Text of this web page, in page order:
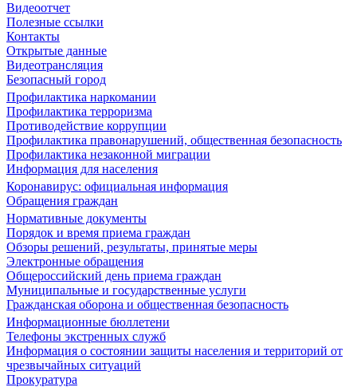
Видеоотчет
Полезные ссылки
Контакты
Открытые данные
Видеотрансляция
Безопасный город
Профилактика наркомании
Профилактика терроризма
Противодействие коррупции
Профилактика правонарушений, общественная безопасность
Профилактика незаконной миграции
Информация для населения
Коронавирус: официальная информация
Обращения граждан
Нормативные документы
Порядок и время приема граждан
Обзоры решений, результаты, принятые меры
Электронные обращения
Общероссийский день приема граждан
Муниципальные и государственные услуги
Гражданская оборона и общественная безопасность
Информационные бюллетени
Телефоны экстренных служб
Информация о состоянии защиты населения и территорий от
чрезвычайных ситуаций
Прокуратура